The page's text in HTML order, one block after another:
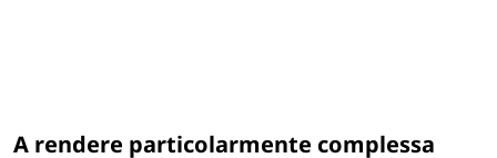
A rendere particolarmente complessa